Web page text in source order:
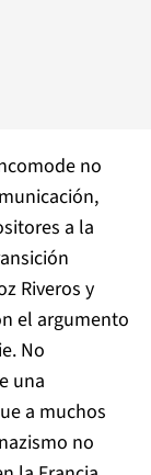
no
a la
Riveros y
el argumento
No
una
a muchos
no